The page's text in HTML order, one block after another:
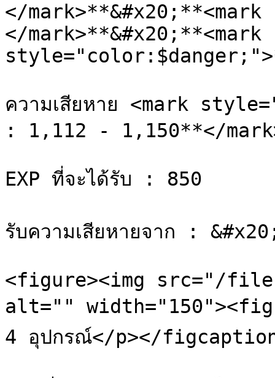
</
</mark>**&#x20;**<mark
ความเสียหาย <mark
: 1,112 - 1,150**</
EXP ที่จะได้รับ : 850
รับความเสียหายจาก :
<figure><img src="/files/
alt=""
4 อุปกรณ์</p></